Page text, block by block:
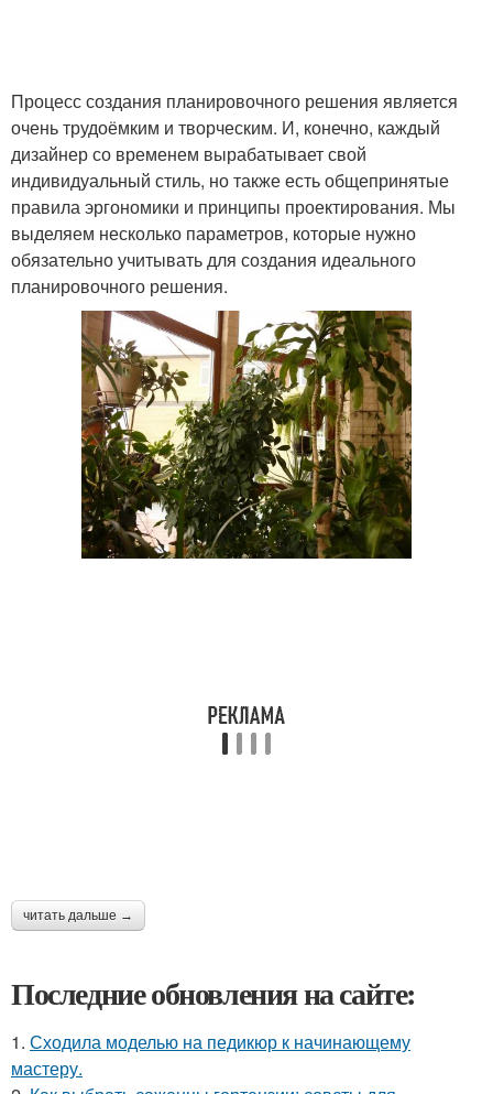
Процесс создания планировочного решения является
очень трудоёмким и творческим. И, конечно, каждый
дизайнер со временем вырабатывает свой
индивидуальный стиль, но также есть общепринятые
правила эргономики и принципы проектирования. Мы
выделяем несколько параметров, которые нужно
обязательно учитывать для создания идеального
планировочного решения.
читать дальше →
Последние обновления на сайте:
1. Сходила моделью на педикюр к начинающему
мастеру.